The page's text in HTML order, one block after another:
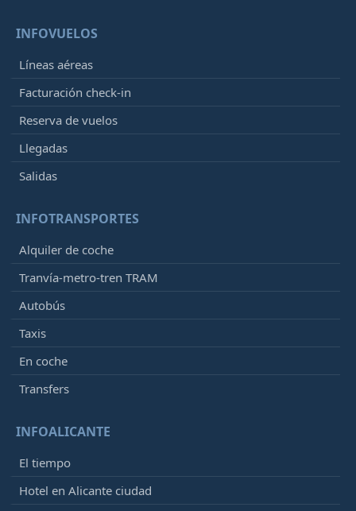
INFOVUELOS
Líneas aéreas
Facturación check-in
Reserva de vuelos
Llegadas
Salidas
INFOTRANSPORTES
Alquiler de coche
Tranvía-metro-tren TRAM
Autobús
Taxis
En coche
Transfers
INFOALICANTE
El tiempo
Hotel en Alicante ciudad